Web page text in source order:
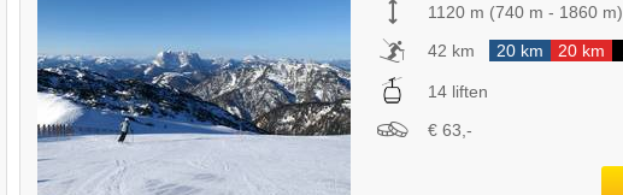
1120 m (740 m - 1860 m)
42 km
20 km 20 km
14 liften
€ 63,-